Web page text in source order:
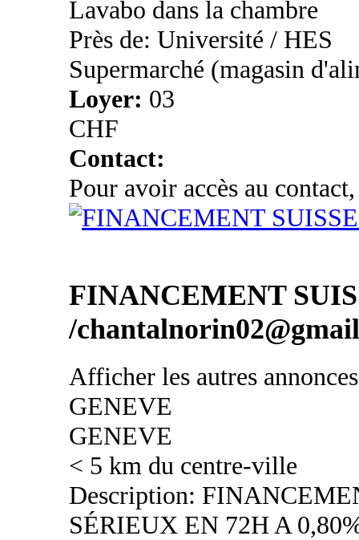
Lavabo dans la chambre
Près de: Université / HES
Supermarché (magasin
Loyer: 03
CHF
Contact:
Pour avoir accès au
FINANCEMENT
/
Afficher les autres
GENEVE
GENEVE
< 5 km du centre-ville
Description:
SÉRIEUX EN 72H A